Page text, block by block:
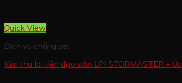
Quick View
Dịch vụ chống sét
Kim thu lôi tiên đạo sớm LPI STORMASTER – Úc